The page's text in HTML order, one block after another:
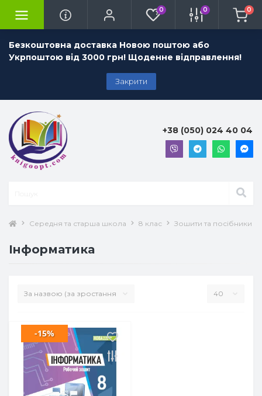
Безкоштовна доставка Новою поштою або
Укрпоштою від 3000 грн! Щоденне відправлення!
Закрити
0 0 0
+38 (050) 024 40 04
Середня та старша школа 8 клас Зошити та посібники 8
Інформатика
-15%